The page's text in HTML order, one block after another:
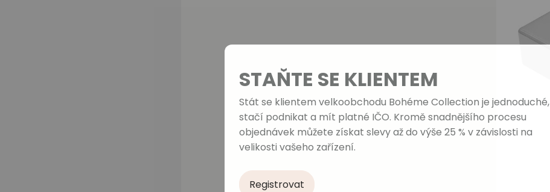
STAŇTE SE KLIENTEM
Stát se klientem velkoobchodu Bohéme Collection je jednoduché,
stačí podnikat a mít platné IČO. Kromě snadnějšího procesu
objednávek můžete získat slevy až do výše 25 % v závislosti na
velikosti vašeho zařízení.
Registrovat